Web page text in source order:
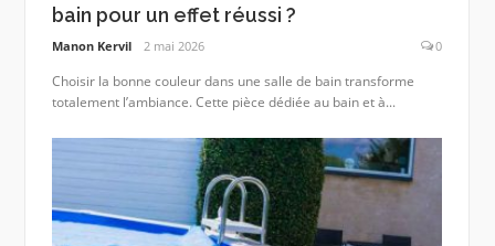
bain pour un effet réussi ?
Manon Kervil 2 mai 2026 0
Choisir la bonne couleur dans une salle de bain transforme
totalement l’ambiance. Cette pièce dédiée au bain et à...